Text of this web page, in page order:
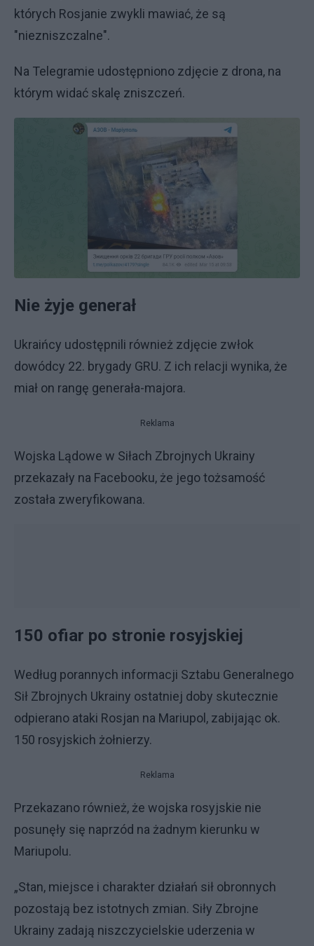
których Rosjanie zwykli mawiać, że są
"niezniszczalne".
Na Telegramie udostępniono zdjęcie z drona, na
którym widać skalę zniszczeń.
Nie żyje generał
Ukraińcy udostępnili również zdjęcie zwłok
dowódcy 22. brygady GRU. Z ich relacji wynika, że
miał on rangę generała-majora.
Reklama
Wojska Lądowe w Siłach Zbrojnych Ukrainy
przekazały na Facebooku, że jego tożsamość
została zweryfikowana.
150 ofiar po stronie rosyjskiej
Według porannych informacji Sztabu Generalnego
Sił Zbrojnych Ukrainy ostatniej doby skutecznie
odpierano ataki Rosjan na Mariupol, zabijając ok.
150 rosyjskich żołnierzy.
Reklama
Przekazano również, że wojska rosyjskie nie
posunęły się naprzód na żadnym kierunku w
Mariupolu.
„Stan, miejsce i charakter działań sił obronnych
pozostają bez istotnych zmian. Siły Zbrojne
Ukrainy zadają niszczycielskie uderzenia w